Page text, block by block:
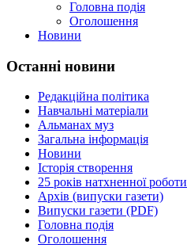
Головна подія
Оголошення
Новини
Останні новини
Редакційна політика
Навчальні матеріали
Альманах муз
Загальна інформація
Новини
Історія створення
25 років натхненної роботи
Архів (випуски газети)
Випуски газети (PDF)
Головна подія
Оголошення